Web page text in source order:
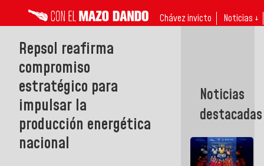
Chávez invicto Noticias ↓
Repsol reafirma
compromiso
estratégico para
impulsar la
producción energética
nacional
Noticias
destacadas